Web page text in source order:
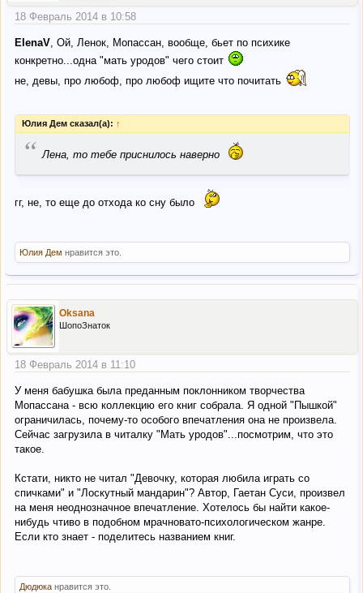
18 Февраль 2014 в 10:58
ElenaV, Ой, Ленок, Мопассан, вообще, бьет по психике
конкретно...одна "мать уродов" чего стоит
не, девы, про любоф, про любоф ищите что почитать
Юлия Дем сказал(а): ↑
“ Лена, то тебе приснилось наверно
гг, не, то еще до отхода ко сну было
Юлия Дем нравится это.
Oksana
ШопоЗнаток
18 Февраль 2014 в 11:10
У меня бабушка была преданным поклонником творчества
Мопассана - всю коллекцию его книг собрала. Я одной "Пышкой"
ограничилась, почему-то особого впечатления она не произвела.
Сейчас загрузила в читалку "Мать уродов"...посмотрим, что это
такое.
Кстати, никто не читал "Девочку, которая любила играть со
спичками" и "Лоскутный мандарин"? Автор, Гаетан Суси, произвел
на меня неоднозначное впечатление. Хотелось бы найти какое-
нибудь чтиво в подобном мрачновато-психологическом жанре.
Если кто знает - поделитесь названием книг.
Дюдюка нравится это.